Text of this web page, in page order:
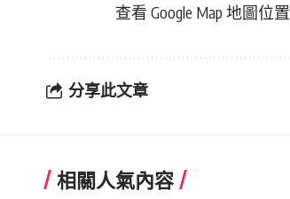
查看 Google Map 地圖位置
分享此文章
相關人氣內容